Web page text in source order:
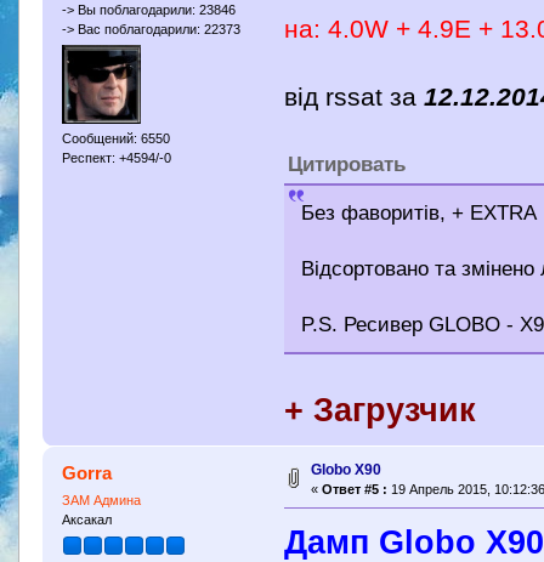
-> Вы поблагодарили: 23846
-> Вас поблагодарили: 22373
Сообщений: 6550
Респект: +4594/-0
на: 4.0W + 4.9E +
від rssat за
Цитировать
Без фаворитів, + EXTRA
Відсортовано та змінено
P.S. Ресивер GLOBO -
+ Загрузчик
Gorra
ЗАМ Админа
Аксакал
Globo X90
« Ответ #5 : 19 Апрель 2015,
Дамп Globo